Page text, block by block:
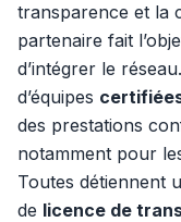
transparence et la
partenaire fait
d’intégrer le
d’équipes
des prestations
notamment pour
Toutes détiennent
de licence de